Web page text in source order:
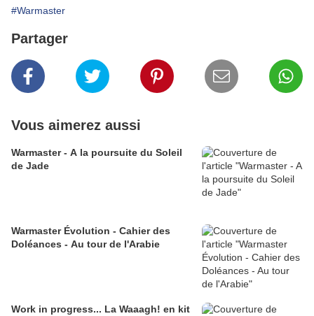
#Warmaster
Partager
Vous aimerez aussi
Warmaster - A la poursuite du Soleil
de Jade
Warmaster Évolution - Cahier des
Doléances - Au tour de l'Arabie
Work in progress... La Waaagh! en kit